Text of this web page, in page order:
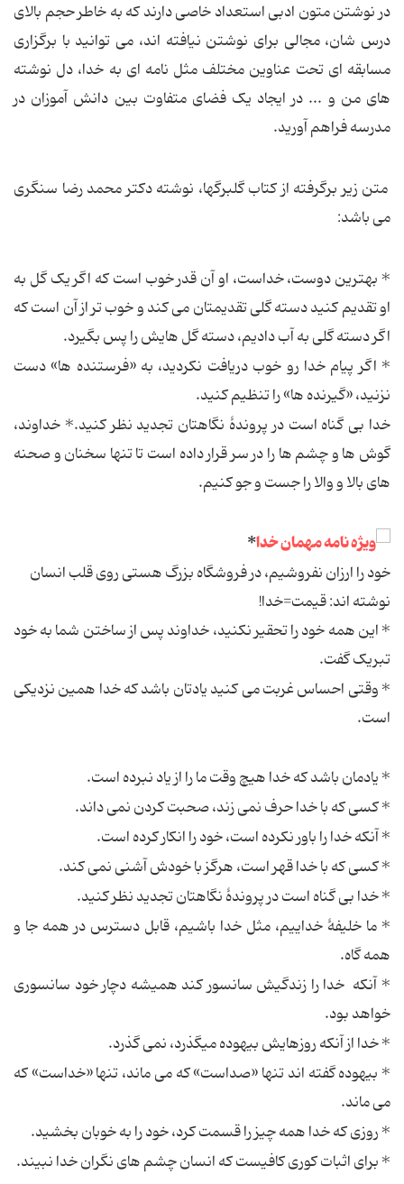
در نوشتن متون ادبی استعداد خاصی دارند که به خاطر حجم بالای
درس شان، مجالی برای نوشتن نیافته اند، می توانید با برگزاری
مسابقه ای تحت عناوین مختلف مثل نامه ای به خدا، دل نوشته
های من و ... در ایجاد یک فضای متفاوت بین دانش آموزان در
مدرسه فراهم آورید.
متن زیر برگرفته از کتاب گلبرگها، نوشته دکتر محمد رضا سنگری
می باشد:
* بهترین دوست، خداست، او آن قدر خوب است که اگر یک گل به
او تقدیم کنید دسته گلی تقدیمتان می کند و خوب تر از آن است که
اگر دسته گلی به آب دادیم، دسته گل هایش را پس بگیرد.
* اگر پیام خدا رو خوب دریافت نکردید، به «فرستنده ها» دست
نزنید، «گیرنده ها» را تنظیم کنید.
خدا بی گناه است در پروندۀ نگاهتان تجدید نظر کنید.* خداوند،
گوش ها و چشم ها را در سر قرار داده است تا تنها سخنان و صحنه
های بالا و والا را جست و جو کنیم.
*
خود را ارزان نفروشیم، در فروشگاه بزرگ هستی روی قلب انسان
نوشته اند: قیمت=خدا!
* این همه خود را تحقیر نکنید، خداوند پس از ساختن شما به خود
تبریک گفت.
* وقتی احساس غربت می کنید یادتان باشد که خدا همین نزدیکی
است.
* یادمان باشد که خدا هیچ وقت ما را از یاد نبرده است.
* کسی که با خدا حرف نمی زند، صحبت کردن نمی داند.
* آنکه خدا را باور نکرده است، خود را انکار کرده است.
* کسی که با خدا قهر است، هرگز با خودش آشنی نمی کند.
* خدا بی گناه است در پروندۀ نگاهتان تجدید نظر کنید.
* ما خلیفۀ خداییم، مثل خدا باشیم، قابل دسترس در همه جا و
همه گاه.
* آنکه خدا را زندگیش سانسور کند همیشه دچار خود سانسوری
خواهد بود.
* خدا از آنکه روزهایش بیهوده میگذرد، نمی گذرد.
* بیهوده گفته اند تنها «صداست» که می ماند، تنها «خداست» که
می ماند.
* روزی که خدا همه چیز را قسمت کرد، خود را به خوبان بخشید.
* برای اثبات کوری کافیست که انسان چشم های نگران خدا نبیند.